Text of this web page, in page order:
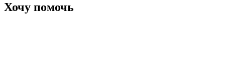
Хочу помочь